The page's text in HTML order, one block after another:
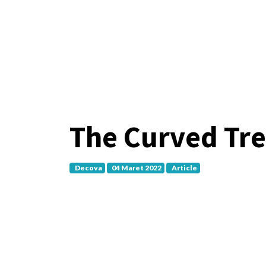
The Curved
Decova 04 Maret 2022 Article